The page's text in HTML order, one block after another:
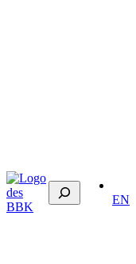
Suchen
EN